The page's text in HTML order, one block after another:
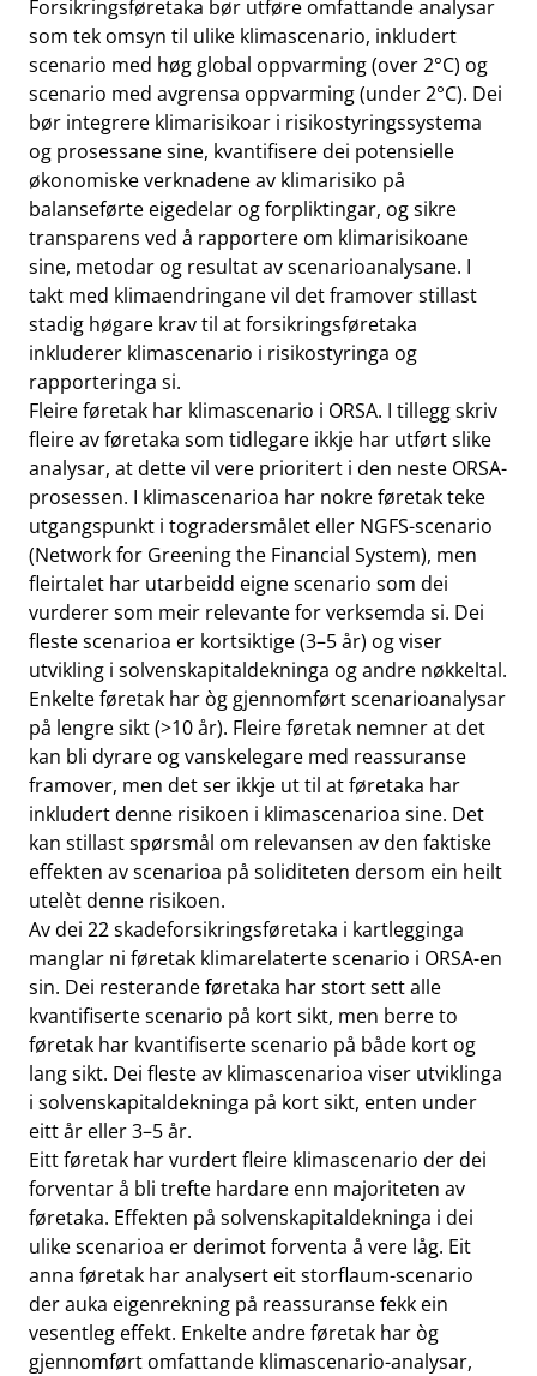
Forsikringsføretaka bør utføre omfattande analysar
som tek omsyn til ulike klimascenario, inkludert
scenario med høg global oppvarming (over 2°C) og
scenario med avgrensa oppvarming (under 2°C). Dei
bør integrere klimarisikoar i risikostyringssystema
og prosessane sine, kvantifisere dei potensielle
økonomiske verknadene av klimarisiko på
balanseførte eigedelar og forpliktingar, og sikre
transparens ved å rapportere om klimarisikoane
sine, metodar og resultat av scenarioanalysane. I
takt med klimaendringane vil det framover stillast
stadig høgare krav til at forsikringsføretaka
inkluderer klimascenario i risikostyringa og
rapporteringa si.
Fleire føretak har klimascenario i ORSA. I tillegg skriv
fleire av føretaka som tidlegare ikkje har utført slike
analysar, at dette vil vere prioritert i den neste ORSA-
prosessen. I klimascenarioa har nokre føretak teke
utgangspunkt i togradersmålet eller NGFS-scenario
(Network for Greening the Financial System), men
fleirtalet har utarbeidd eigne scenario som dei
vurderer som meir relevante for verksemda si. Dei
fleste scenarioa er kortsiktige (3–5 år) og viser
utvikling i solvenskapitaldekninga og andre nøkkeltal.
Enkelte føretak har òg gjennomført scenarioanalysar
på lengre sikt (>10 år). Fleire føretak nemner at det
kan bli dyrare og vanskelegare med reassuranse
framover, men det ser ikkje ut til at føretaka har
inkludert denne risikoen i klimascenarioa sine. Det
kan stillast spørsmål om relevansen av den faktiske
effekten av scenarioa på soliditeten dersom ein heilt
utelèt denne risikoen.
Av dei 22 skadeforsikringsføretaka i kartlegginga
manglar ni føretak klimarelaterte scenario i ORSA-en
sin. Dei resterande føretaka har stort sett alle
kvantifiserte scenario på kort sikt, men berre to
føretak har kvantifiserte scenario på både kort og
lang sikt. Dei fleste av klimascenarioa viser utviklinga
i solvenskapitaldekninga på kort sikt, enten under
eitt år eller 3–5 år.
Eitt føretak har vurdert fleire klimascenario der dei
forventar å bli trefte hardare enn majoriteten av
føretaka. Effekten på solvenskapitaldekninga i dei
ulike scenarioa er derimot forventa å vere låg. Eit
anna føretak har analysert eit storflaum-scenario
der auka eigenrekning på reassuranse fekk ein
vesentleg effekt. Enkelte andre føretak har òg
gjennomført omfattande klimascenario-analysar,